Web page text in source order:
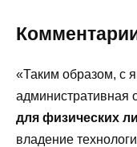
«Таким образом, с
административная
для физических
владение